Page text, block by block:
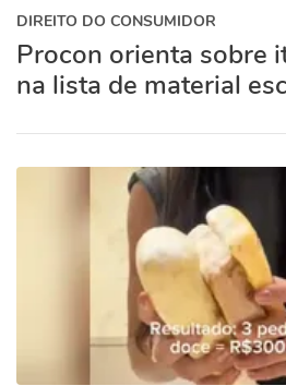
DIREITO DO CONSUMIDOR
Procon orienta sobre
na lista de material